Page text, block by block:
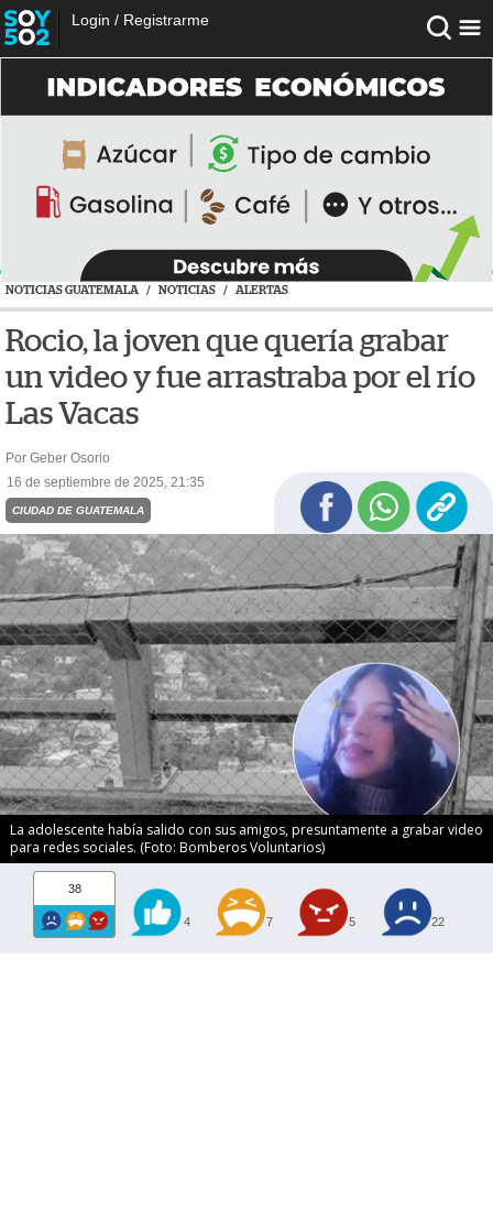
Login / Registrarme
NOTICIAS GUATEMALA / NOTICIAS / ALERTAS
Rocio, la joven que quería grabar
un video y fue arrastraba por el río
Las Vacas
Por Geber Osorio
16 de septiembre de 2025, 21:35
CIUDAD DE GUATEMALA
La adolescente había salido con sus amigos, presuntamente a grabar video
para redes sociales. (Foto: Bomberos Voluntarios)
38
4 7 5 22